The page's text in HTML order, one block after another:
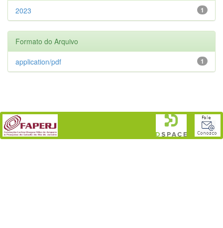
1
2023
Formato do Arquivo
1
application/pdf